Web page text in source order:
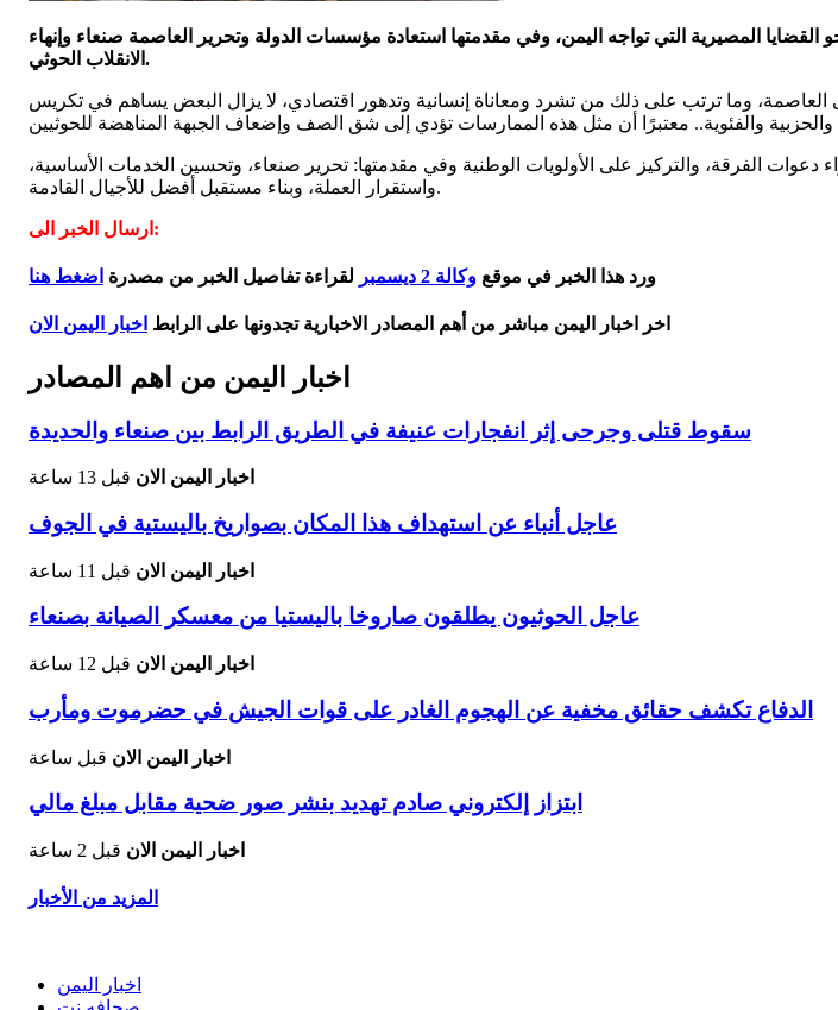
القضايا المصيرية التي تواجه اليمن، وفي مقدمتها استعادة مؤسسات الدولة وتحرير العاصمة صنعاء وإنهاء
الانقلاب الحوثي.
مرور نحو 12 عامًا على سيطرة الحوثيين على العاصمة، وما ترتب على ذلك من تشرد ومعاناة إنسانية وتدهور اقتصادي، لا يزال البعض يساهم في تكريس
دعوات الفرقة، والتركيز على الأولويات الوطنية وفي مقدمتها: تحرير صنعاء، وتحسين الخدمات الأساسية،
واستقرار العملة، وبناء مستقبل أفضل للأجيال القادمة.
ارسال الخبر الى:
ورد هذا الخبر في موقع وكالة 2 ديسمبر لقراءة تفاصيل الخبر من مصدرة اضغط هنا
اخر اخبار اليمن مباشر من أهم المصادر الاخبارية تجدونها على الرابط اخبار اليمن الان
اخبار اليمن من اهم المصادر
سقوط قتلى وجرحى إثر انفجارات عنيفة في الطريق الرابط بين صنعاء والحديدة
اخبار اليمن الان قبل 13 ساعة
عاجل أنباء عن استهداف هذا المكان بصواريخ باليستية في الجوف
اخبار اليمن الان قبل 11 ساعة
عاجل الحوثيون يطلقون صاروخا باليستيا من معسكر الصيانة بصنعاء
اخبار اليمن الان قبل 12 ساعة
الدفاع تكشف حقائق مخفية عن الهجوم الغادر على قوات الجيش في حضرموت ومأرب
اخبار اليمن الان قبل ساعة
ابتزاز إلكتروني صادم تهديد بنشر صور ضحية مقابل مبلغ مالي
اخبار اليمن الان قبل 2 ساعة
المزيد من الأخبار
اخبار اليمن